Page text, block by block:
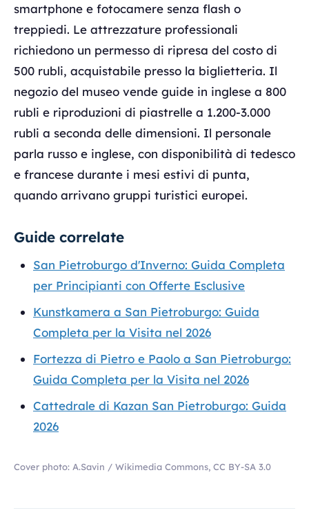
smartphone e fotocamere senza flash o
treppiedi. Le attrezzature professionali
richiedono un permesso di ripresa del costo di
500 rubli, acquistabile presso la biglietteria. Il
negozio del museo vende guide in inglese a 800
rubli e riproduzioni di piastrelle a 1.200-3.000
rubli a seconda delle dimensioni. Il personale
parla russo e inglese, con disponibilità di tedesco
e francese durante i mesi estivi di punta,
quando arrivano gruppi turistici europei.
Guide correlate
San Pietroburgo d'Inverno: Guida Completa
per Principianti con Offerte Esclusive
Kunstkamera a San Pietroburgo: Guida
Completa per la Visita nel 2026
Fortezza di Pietro e Paolo a San Pietroburgo:
Guida Completa per la Visita nel 2026
Cattedrale di Kazan San Pietroburgo: Guida
2026
Cover photo: A.Savin / Wikimedia Commons, CC BY-SA 3.0